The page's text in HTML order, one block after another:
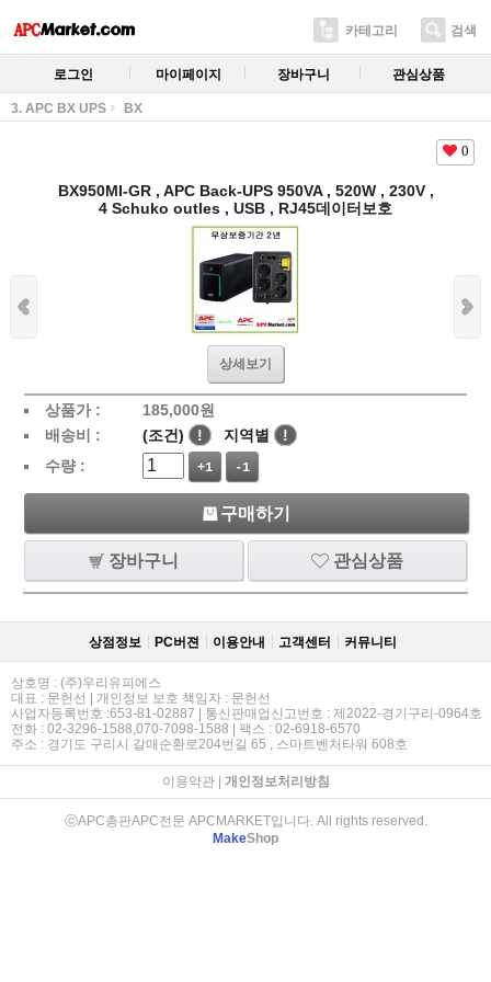
카테고리 검색
로그인 마이페이지 장바구니 관심상품
3. APC BX UPS BX
0
BX950MI-GR , APC Back-UPS 950VA , 520W , 230V ,
4 Schuko outles , USB , RJ45데이터보호
상세보기
상품가 : 185,000원
배송비 :
(조건) ! 지역별
!
수량 :
+1 -1
구매하기
장바구니 관심상품
상점정보 PC버젼 이용안내 고객센터 커뮤니티
상호명 : (주)우리유피에스
대표 : 문헌선 | 개인정보 보호 책임자 : 문헌선
사업자등록번호 :653-81-02887 | 통신판매업신고번호 : 제2022-경기구리-0964호
전화 : 02-3296-1588,070-7098-1588 | 팩스 : 02-6918-6570
주소 : 경기도 구리시 갈매순환로204번길 65 , 스마트벤처타워 608호
이용약관| 개인정보처리방침
ⓒAPC총판APC전문 APCMARKET입니다. All rights reserved.
MakeShop